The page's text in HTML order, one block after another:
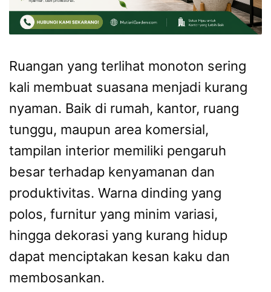
Ruangan yang terlihat monoton sering
kali membuat suasana menjadi kurang
nyaman. Baik di rumah, kantor, ruang
tunggu, maupun area komersial,
tampilan interior memiliki pengaruh
besar terhadap kenyamanan dan
produktivitas. Warna dinding yang
polos, furnitur yang minim variasi,
hingga dekorasi yang kurang hidup
dapat menciptakan kesan kaku dan
membosankan.